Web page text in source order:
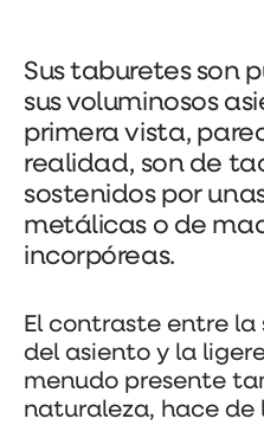
Sus taburetes son
sus voluminosos
primera vista,
realidad, son de
sostenidos por
metálicas o de
incorpóreas.
El contraste entre
del asiento y la
menudo presente
naturaleza, hace de